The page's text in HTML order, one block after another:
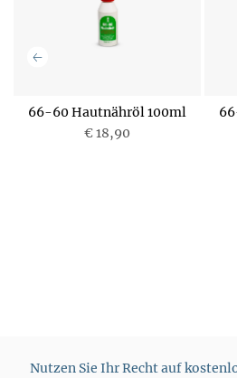
66-60 Hautnähröl 100ml
€ 18,90
Nutzen Sie Ihr Recht auf